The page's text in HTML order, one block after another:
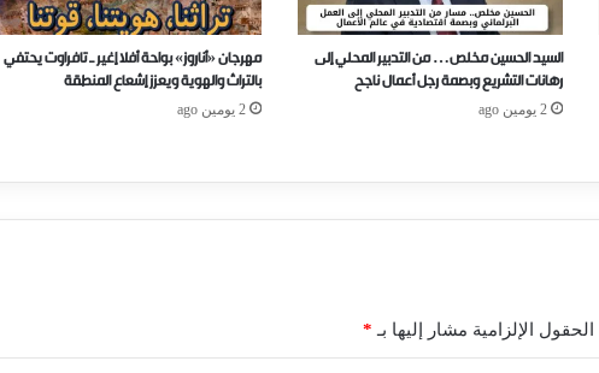
السيد الحسين مخلص… من التدبير المحلي إلى
رهانات التشريع وبصمة رجل أعمال ناجح
2 يومين ago
مهرجان «أناروز» بواحة أفلا إغير ـ تافراوت يحتفي
بالتراث والهوية ويعزز إشعاع المنطقة
2 يومين ago
الحقول الإلزامية مشار إليها بـ *